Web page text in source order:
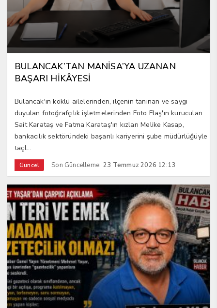
BULANCAK’TAN MANİSA’YA UZANAN
BAŞARI HİKÂYESİ
Bulancak'ın köklü ailelerinden, ilçenin tanınan ve saygı
duyulan fotoğrafçılık işletmelerinden Foto Flaş'ın kurucuları
Sait Karataş ve Fatma Karataş'ın kızları Melike Kasap,
bankacılık sektöründeki başarılı kariyerini şube müdürlüğüyle
taçl...
Güncel Son Güncelleme: 23 Temmuz 2026 12:13